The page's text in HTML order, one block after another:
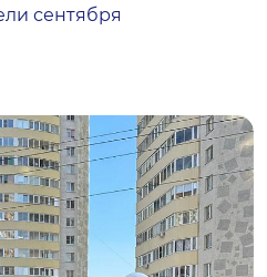
сентября